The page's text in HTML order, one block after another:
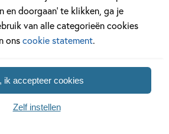
en doorgaan’ te klikken, ga je
van alle categorieën cookies
onscookie statement.
ik accepteer cookies
Zelf instellen
alle artikelen